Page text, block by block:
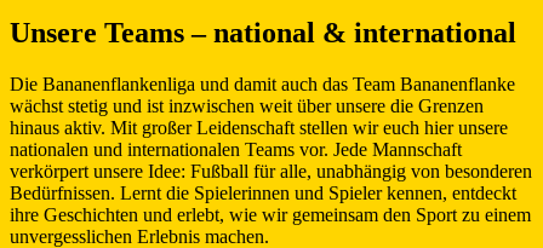
Unsere Teams – national & international
Die Bananenflankenliga und damit auch das Team Bananenflanke
wächst stetig und ist inzwischen weit über unsere die Grenzen
hinaus aktiv. Mit großer Leidenschaft stellen wir euch hier unsere
nationalen und internationalen Teams vor. Jede Mannschaft
verkörpert unsere Idee: Fußball für alle, unabhängig von besonderen
Bedürfnissen. Lernt die Spielerinnen und Spieler kennen, entdeckt
ihre Geschichten und erlebt, wie wir gemeinsam den Sport zu einem
unvergesslichen Erlebnis machen.